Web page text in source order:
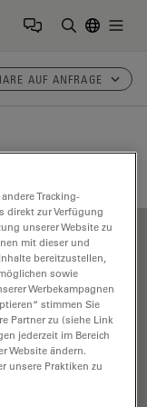
AUF ANFRAGE
Tracking-
direkt zur Verfügung
unserer Website zu
mit dieser und
bereitzustellen,
sowie
Werbekampagnen
stimmen Sie
Partner zu (siehe Link
jederzeit im Bereich
Website ändern.
unsere Praktiken zu